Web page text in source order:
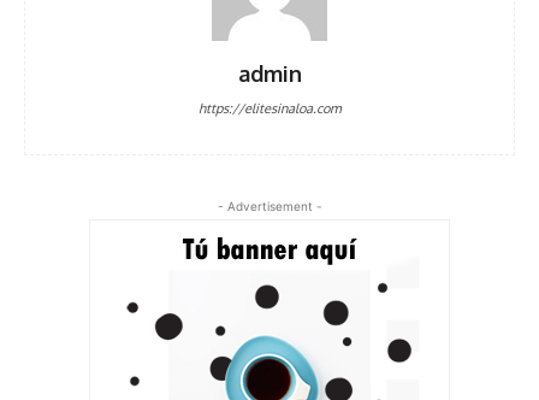
admin
https://elitesinaloa.com
- Advertisement -